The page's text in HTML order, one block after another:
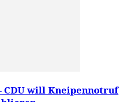
CDU will Kneipennotruf